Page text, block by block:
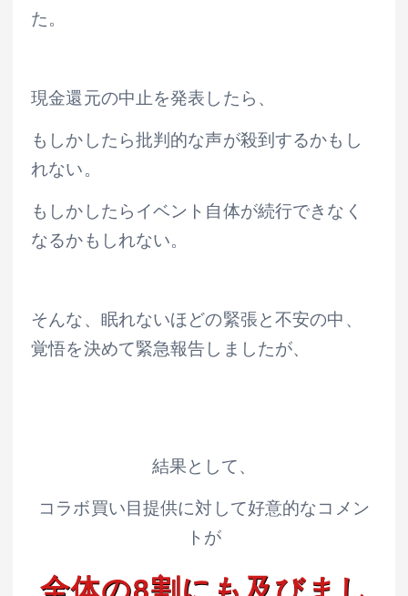
た。
現金還元の中止を発表したら、
もしかしたら批判的な声が殺到するかもし
れない。
もしかしたらイベント自体が続行できなく
なるかもしれない。
そんな、眠れないほどの緊張と不安の中、
覚悟を決めて緊急報告しましたが、
結果として、
コラボ買い目提供に対して好意的なコメン
トが
全体の8割にも及びまし